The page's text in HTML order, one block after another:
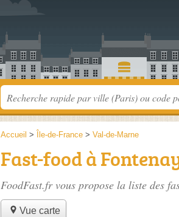
Accueil > Île-de-France > Val-de-Marne
Fast-food à
FoodFast.fr vous propose la liste des
Vue carte